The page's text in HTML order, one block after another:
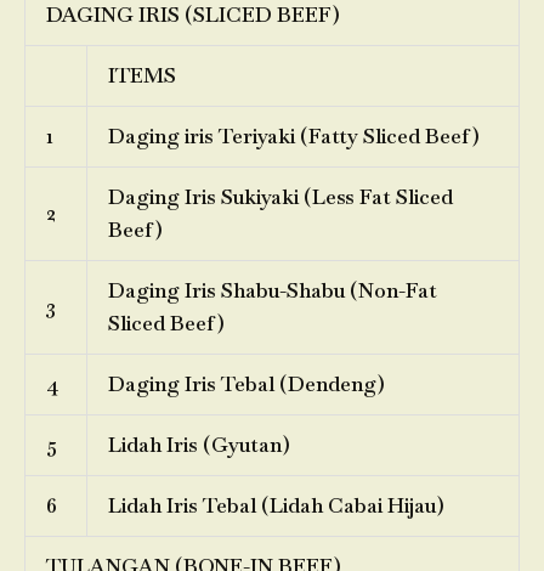
DAGING IRIS (SLICED BEEF)
ITEMS
1 Daging iris Teriyaki (Fatty Sliced Beef)
2
Daging Iris Sukiyaki (Less Fat Sliced
Beef)
3
Daging Iris Shabu-Shabu (Non-Fat
Sliced Beef)
4 Daging Iris Tebal (Dendeng)
5 Lidah Iris (Gyutan)
6 Lidah Iris Tebal (Lidah Cabai Hijau)